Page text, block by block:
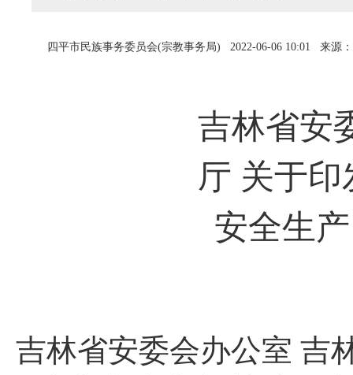
四平市民族事务委员会(宗教事务局) 2022-06-06 10:01 来源
吉林省安
厅 关于
安全生
吉林省安委会办公室 吉